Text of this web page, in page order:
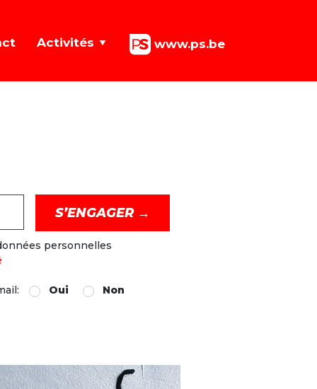
Activités www.ps.be
personnelles
Oui Non